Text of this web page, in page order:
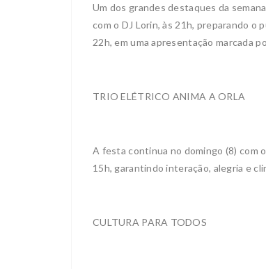
Um dos grandes destaques da
com o DJ Lorin, às 21h, preparando o
22h, em uma apresentação marcada
TRIO ELÉTRICO ANIMA A ORLA
A festa continua no domingo (8) com
15h, garantindo interação, alegria e
CULTURA PARA TODOS